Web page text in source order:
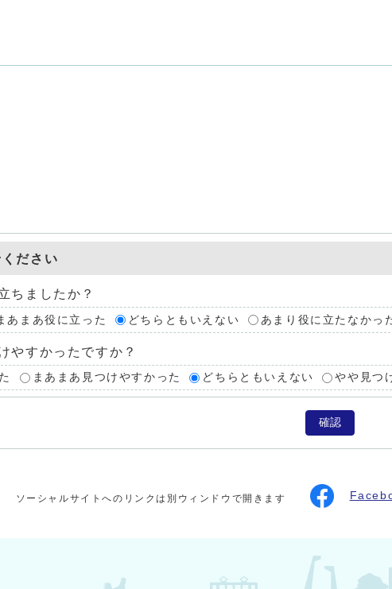
ださい
ちましたか？
あまあ役に立った どちらともいえない あまり役に立たなかっ
やすかったですか？
まあまあ見つけやすかった どちらともいえない やや見つ
確認
ソーシャルサイトへのリンクは別ウィンドウで開きます